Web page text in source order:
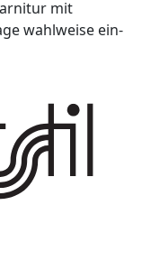
mit
wahlweise ein-